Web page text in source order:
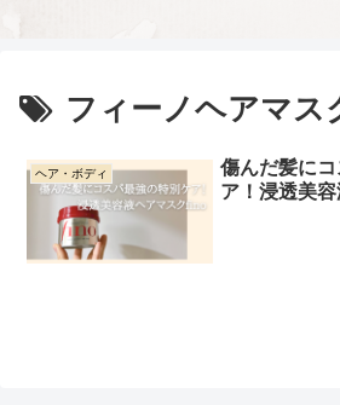
フィーノヘアマス
ヘア・ボディ
傷んだ髪に
ア！浸透美